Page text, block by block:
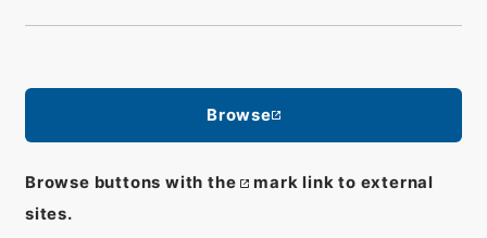
Browse
Browse buttons with the
mark link to external
sites.